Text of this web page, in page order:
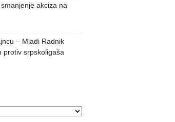
akciza na
– Mladi Radnik
protiv srpskoligaša